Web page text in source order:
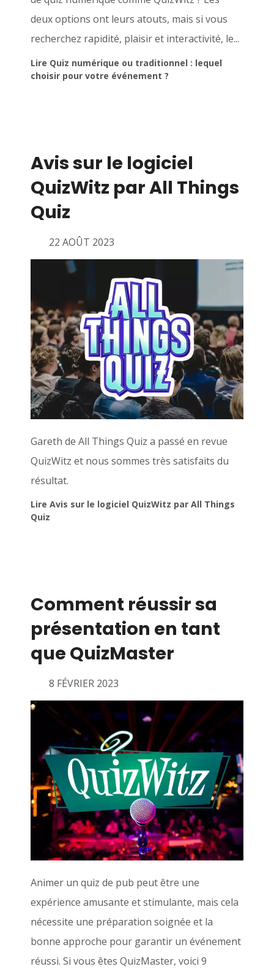
deux options ont leurs atouts, mais si vous
recherchez rapidité, plaisir et interactivité, le...
Lire Quiz numérique ou traditionnel : lequel
choisir pour votre événement ?
Avis sur le logiciel
QuizWitz par All Things
Quiz
22 AOÛT 2023
Gareth de All Things Quiz a passé en revue
QuizWitz et nous sommes très satisfaits du
résultat.
Lire Avis sur le logiciel QuizWitz par All Things
Quiz
Comment réussir sa
présentation en tant
que QuizMaster
8 FÉVRIER 2023
Animer un quiz de pub peut être une
expérience amusante et stimulante, mais cela
nécessite une préparation soignée et la
bonne approche pour garantir un événement
réussi. Si vous êtes QuizMaster, voici 9